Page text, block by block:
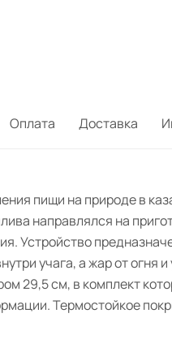
Оплата Доставка
пищи на природе в
направлялся на
Устройство
учага, а жар от
29,5 см, в комплект
Термостойкое